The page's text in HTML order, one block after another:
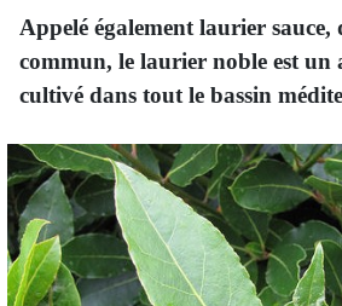
Appelé également laurier
commun, le laurier noble est
cultivé dans tout le bassin